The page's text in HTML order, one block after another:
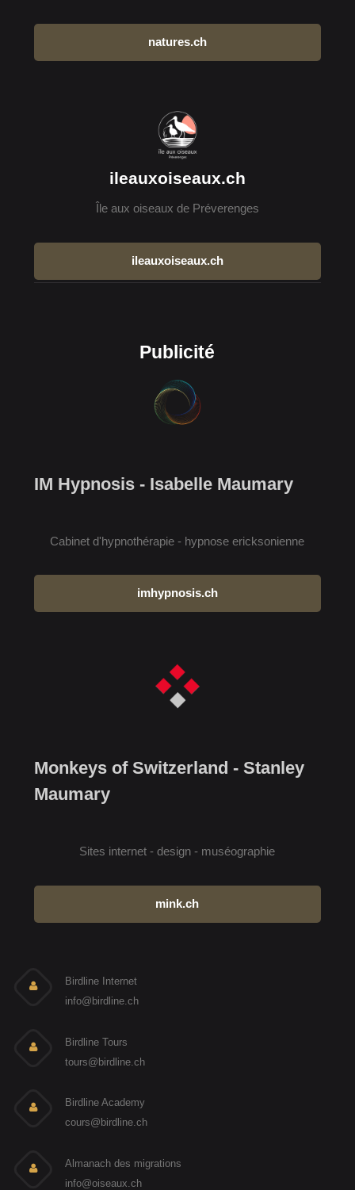
natures.ch
ileauxoiseaux.ch
Île aux oiseaux de Préverenges
ileauxoiseaux.ch
Publicité
IM Hypnosis - Isabelle Maumary
Cabinet d'hypnothérapie - hypnose ericksonienne
imhypnosis.ch
Monkeys of Switzerland - Stanley
Maumary
Sites internet - design - muséographie
mink.ch
Birdline Internet
info@birdline.ch
Birdline Tours
tours@birdline.ch
Birdline Academy
cours@birdline.ch
Almanach des migrations
info@oiseaux.ch